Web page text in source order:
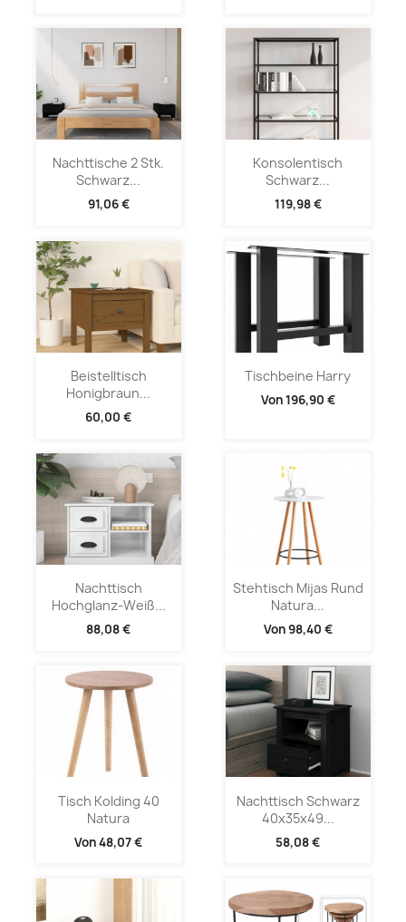
Nachttische 2 Stk.
Schwarz...
91,06 €
Konsolentisch
Schwarz...
119,98 €
Beistelltisch
Honigbraun...
60,00 €
Tischbeine Harry
Von196,90 €
Nachttisch
Hochglanz-Weiß...
88,08 €
Stehtisch Mijas Rund
Natura...
Von98,40 €
Tisch Kolding 40
Natura
Von48,07 €
Nachttisch Schwarz
40x35x49...
58,08 €